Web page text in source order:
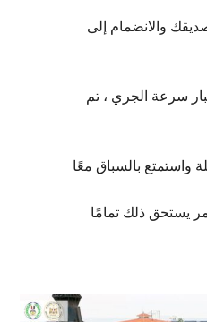
والانضمام إلى
سرعة الجري ، تم
واستمتع بالسباق معًا
يستحق ذلك تمامًا